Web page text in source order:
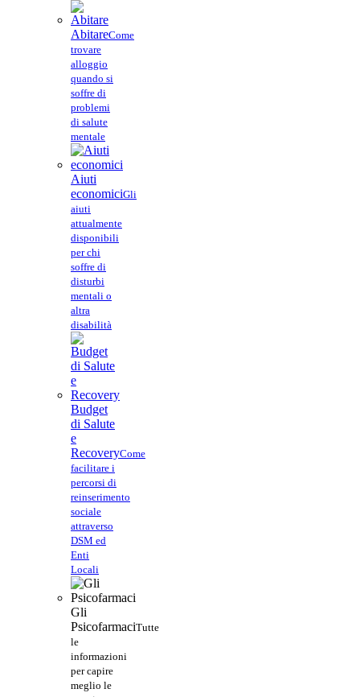
AbitareCome
trovare
alloggio
quando si
soffre di
problemi
di salute
mentale
Aiuti
economiciGli
aiuti
attualmente
disponibili
per chi
soffre di
disturbi
mentali o
altra
disabilità
Budget
di Salute
e
RecoveryCome
facilitare i
percorsi di
reinserimento
sociale
attraverso
DSM ed
Enti
Locali
Gli
PsicofarmaciTutte
le
informazioni
per capire
meglio le